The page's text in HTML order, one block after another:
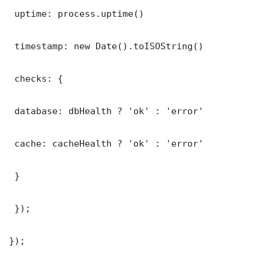
uptime: process.uptime()
timestamp: new Date().toISOString()
checks: {
database: dbHealth ? 'ok' : 'error'
cache: cacheHealth ? 'ok' : 'error'
}
});
});